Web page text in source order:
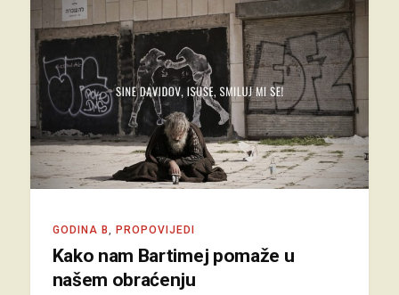
GODINA B PROPOVIJEDI
Kako nam Bartimej pomaže u
našem obraćenju